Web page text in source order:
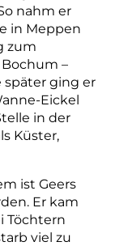
nahm er
in Meppen
zum
–
später ging er
Eickel
in der
Küster,
ist Geers
Er kam
Töchtern
viel zu